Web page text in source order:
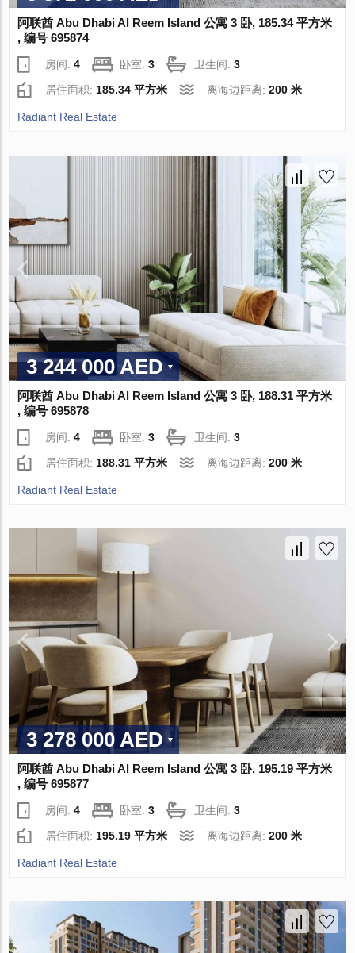
阿联酋 Abu Dhabi Al Reem Island 公寓 3 卧, 185.34 平方米
, 编号 695874
房间:4 卧室:3 卫生间:3
居住面积:185.34 平方米 离海边距离:200 米
Radiant Real Estate
3 244 000 AED
阿联酋 Abu Dhabi Al Reem Island 公寓 3 卧, 188.31 平方米
, 编号 695878
房间:4 卧室:3 卫生间:3
居住面积: 188.31 平方米 离海边距离:200 米
Radiant Real Estate
3 278 000 AED
阿联酋 Abu Dhabi Al Reem Island 公寓 3 卧, 195.19 平方米
, 编号 695877
房间:4 卧室:3 卫生间:3
居住面积: 195.19 平方米 离海边距离:200 米
Radiant Real Estate